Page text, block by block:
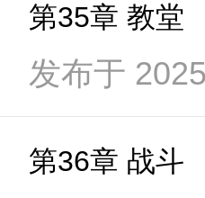
第35章 教堂
发布于
第36章 战斗